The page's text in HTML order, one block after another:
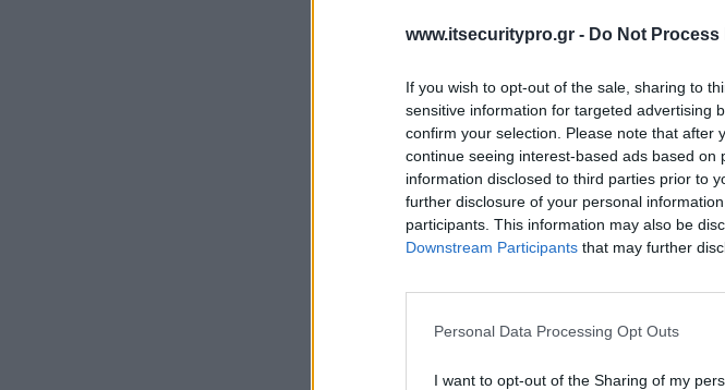
www.itsecuritypro.gr - Do Not
If you wish to opt-out of the sale, sharing to
sensitive information for targeted advertising
confirm your selection. Please note that after
continue seeing interest-based ads based
information disclosed to third parties prior to
further disclosure of your personal
participants. This information may also be
Downstream Participants that may further
Personal Data Processing Opt Outs
I want to opt-out of the Sharing of my